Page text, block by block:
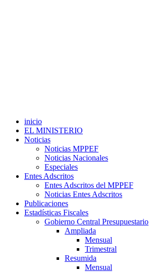
inicio
EL MINISTERIO
Noticias
Noticias MPPEF
Noticias Nacionales
Especiales
Entes Adscritos
Entes Adscritos del MPPEF
Noticias Entes Adscritos
Publicaciones
Estadísticas Fiscales
Gobierno Central Presupuestario
Ampliada
Mensual
Trimestral
Resumida
Mensual